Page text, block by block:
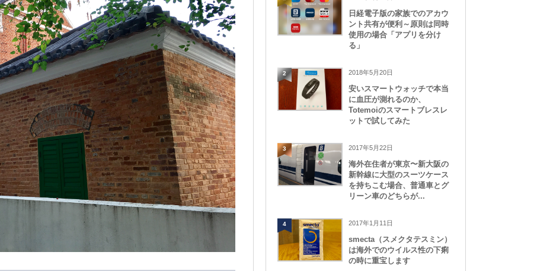
日経電子版の家族でのアカウ
ント共有が便利～原則は同時
使用の場合「アプリを分け
る」
2 2018年5月20日
安いスマートウォッチで本当
に血圧が測れるのか、
Totemoiのスマートブレスレ
ットで試してみた
3 2017年5月22日
海外在住者が東京〜新大阪の
新幹線に大型のスーツケース
を持ちこむ場合、普通車とグ
リーン車のどちらが...
4 2017年1月11日
smecta（スメクタテスミン）
は海外でのウイルス性の下痢
の時に重宝します